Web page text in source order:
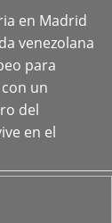
en Madrid
venezolana
para
un
del
en el